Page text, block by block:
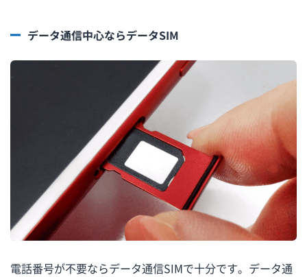
データ通信中心ならデータSIM
電話番号が不要ならデータ通信SIMで十分です。データ通